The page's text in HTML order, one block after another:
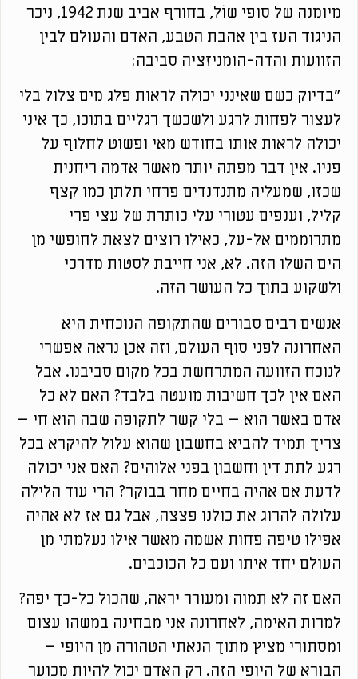
מיומנה של סופי שוֹל, בחורף אביב שנת 1942, ניכר
הניגוד העז בין אהבת הטבע, האדם והעולם לבין
הזוועות והדה-הומניזציה סביבה:
"בדיוק כשם שאינני יכולה לראות פלג מים צלול בלי
לעצור לפחות לרגע ולשכשך רגליים בתוכו, כך איני
יכולה לראות אותו בחודש מאי ופשוט לחלוף על
פניו. אין דבר מפתה יותר מאשר אדמה ריחנית
שכזו, שמעליה מתנדנדים פרחי תלתן כמו קצף
קליל, וענפים עטורי עלי כותרת של עצי פרי
מתרוממים אל-על, כאילו רוצים לצאת לחופשי מן
הים השלו הזה. לא, אני חייבת לסטות מדרכי
ולשקוע בתוך כל העושר הזה.
אנשים רבים סבורים שהתקופה הנוכחית היא
האחרונה לפני סוף העולם, וזה אכן נראה אפשרי
לנוכח הזוועה המתרחשת בכל מקום סביבנו. אבל
האם אין לכך חשיבות מועטה בלבד? האם לא כל
אדם באשר הוא – בלי קשר לתקופה שבה הוא חי –
צריך תמיד להביא בחשבון שהוא עלול להיקרא בכל
רגע לתת דין וחשבון בפני אלוהים? האם אני יכולה
לדעת אם אהיה בחיים מחר בבוקר? הרי עוד הלילה
עלולה להרוג את כולנו פצצה, אבל גם אז לא אהיה
אפילו טיפה פחות אשמה מאשר אילו נעלמתי מן
העולם יחד איתו ועם כל הכוכבים.
האם זה לא תמוה ומעורר יראה, שהכול כל-כך יפה?
למרות האימה, לאחרונה אני מבחינה במשהו עצום
ומסתורי מציץ מתוך הנאתי הטהורה מן היופי –
הבורא של היופי הזה. רק האדם יכול להיות מכוער